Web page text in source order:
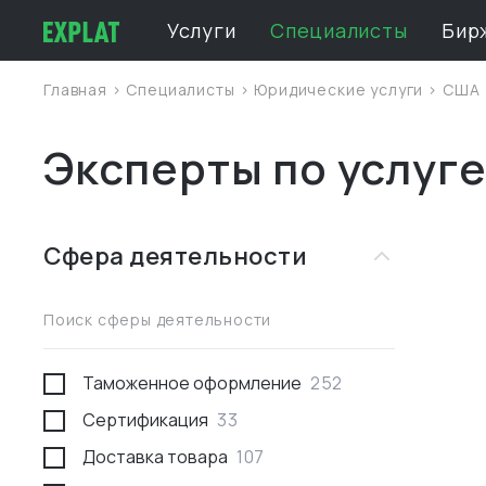
Услуги Специалисты
Главная > Специалисты > Юридические услуги > США
Эксперты по
Сфера деятельности
Поиск сферы деятельности
Таможенное оформление 252
Сертификация 33
Доставка товара 107